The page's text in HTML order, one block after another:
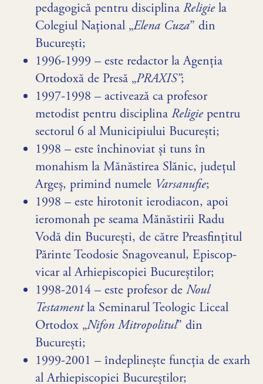
pedagogică pentru disciplina Religiela
Colegiul Național „Elena Cuza” din
București;
1996-1999 – este redactor la Agenția
Ortodoxă de Presă „PRAXIS”;
1997-1998 – activează ca profesor
metodist pentru disciplina Religie pentru
sectorul 6 al Municipiului București;
1998 – este închinoviat și tuns în
monahism la Mănăstirea Slănic, județul
Argeș, primind numele Varsanufie;
1998 – este hirotonit ierodiacon, apoi
ieromonah pe seama Mănăstirii Radu
Vodă din București, de către Preasfinţitul
Părinte Teodosie Snagoveanul, Episcop-
vicar al Arhiepiscopiei Bucureştilor;
1998-2014 – este profesor de Noul
Testamentla Seminarul Teologic Liceal
Ortodox „Nifon Mitropolitul” din
București;
1999-2001 – îndeplinește funcția de exarh
al Arhiepiscopiei Bucureștilor;